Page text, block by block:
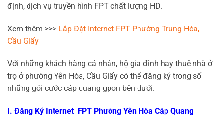
định, dịch vụ truyền hình FPT chất lượng HD.
Xem thêm >>> Lắp Đặt Internet FPT Phường Trung Hòa,
Cầu Giấy
Với những khách hàng cá nhân, hộ gia đình hay thuê nhà ở
trọ ở phường Yên Hòa, Cầu Giấy có thể đăng ký trong số
những gói cước cáp quang gpon bên dưới.
I. Đăng Ký Internet FPT Phường Yên Hòa Cáp Quang